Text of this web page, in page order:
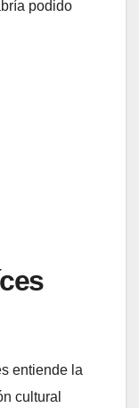
podido
entiende la
cultural